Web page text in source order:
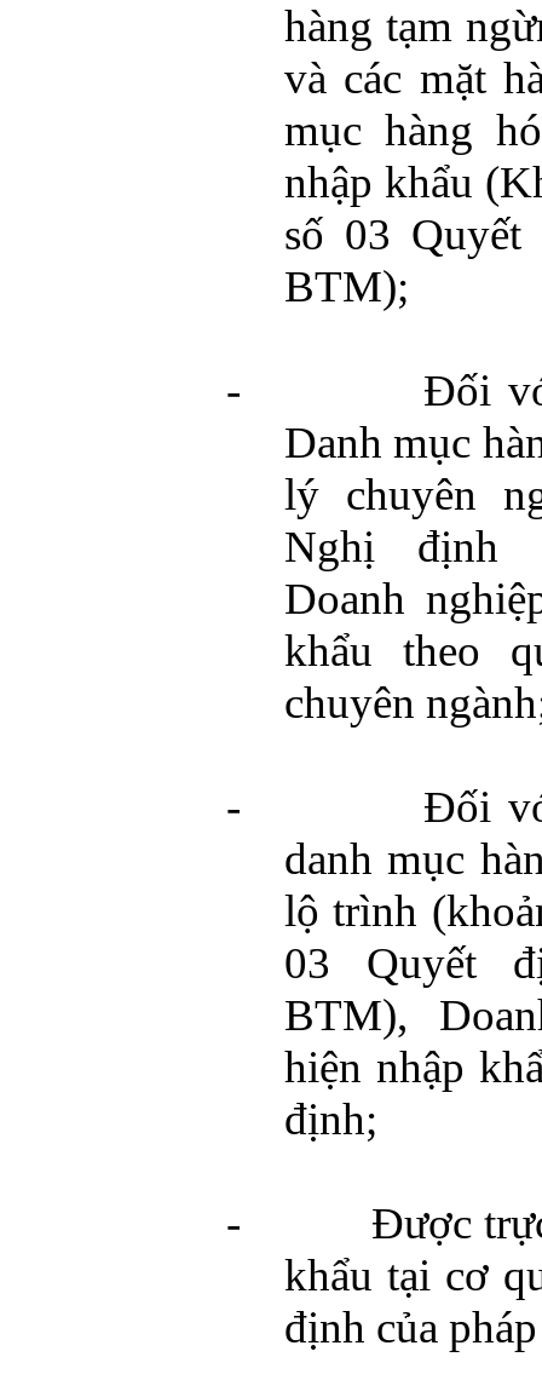
hàng tạm
và các mặt
mục hàng
nhập khẩu
số 03
BTM);
-
Đối
Danh mục
lý chuyên
Nghị định
Doanh
khẩu theo
chuyên
-
Đối
danh mục
lộ trình
03 Quyết
BTM),
hiện nhập
định;
-
Được
khẩu tại cơ
định của